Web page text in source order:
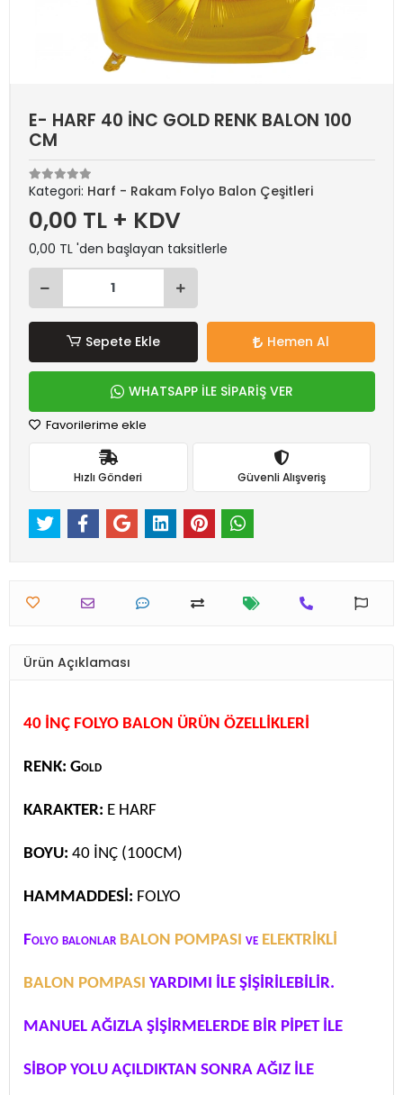
E- HARF 40 İNC GOLD RENK BALON 100
CM
Kategori: Harf - Rakam Folyo Balon Çeşitleri
0,00 TL + KDV
0,00 TL 'den başlayan taksitlerle
Sepete Ekle Hemen Al
WHATSAPP İLE SİPARİŞ VER
Favorilerime ekle
Hızlı Gönderi Güvenli Alışveriş
Ürün Açıklaması
40 İNÇ FOLYO BALON ÜRÜN ÖZELLİKLERİ
RENK: Gold
KARAKTER: E HARF
BOYU: 40 İNÇ (100CM)
HAMMADDESİ: FOLYO
Folyo balonlar BALON POMPASI ve ELEKTRİKLİ
BALON POMPASI YARDIMI İLE ŞİŞİRİLEBİLİR.
MANUEL AĞIZLA ŞİŞİRMELERDE BİR PİPET İLE
SİBOP YOLU AÇILDIKTAN SONRA AĞIZ İLE